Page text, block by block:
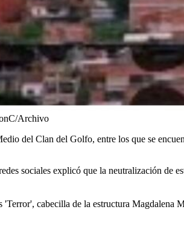
Archivo
del Clan del Golfo, entre los que se
sociales explicó que la neutralización de
cabecilla de la estructura Magdalena